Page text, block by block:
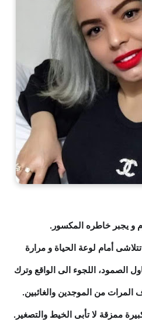
و يجبر خاطره المكسور.
أمام لوعة الحياة و مرارة
الصمود، اللجوء الى الواقع وترك
المرات من الموجدين والغائبين.
ممزقة لا تأبى الخيط والتصغير.